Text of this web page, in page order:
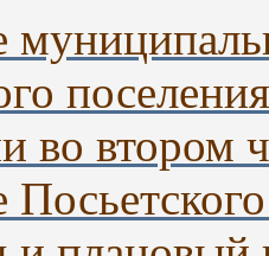
во втором